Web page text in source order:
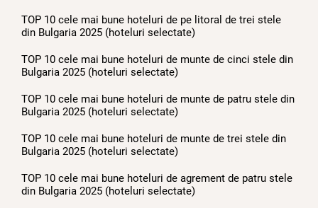
TOP 10 cele mai bune hoteluri de pe litoral de trei stele
din Bulgaria 2025 (hoteluri selectate)
TOP 10 cele mai bune hoteluri de munte de cinci stele din
Bulgaria 2025 (hoteluri selectate)
TOP 10 cele mai bune hoteluri de munte de patru stele din
Bulgaria 2025 (hoteluri selectate)
TOP 10 cele mai bune hoteluri de munte de trei stele din
Bulgaria 2025 (hoteluri selectate)
TOP 10 cele mai bune hoteluri de agrement de patru stele
din Bulgaria 2025 (hoteluri selectate)